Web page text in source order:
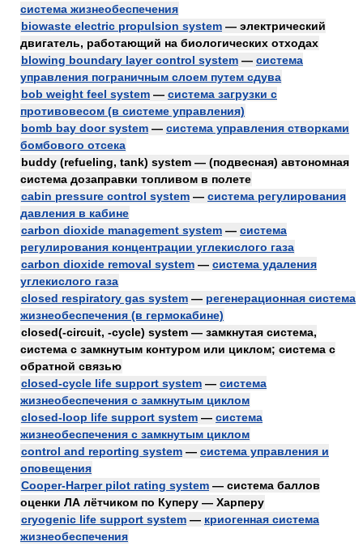
система жизнеобеспечения
biowaste electric propulsion system — электрический
двигатель, работающий на биологических отходах
blowing boundary layer control system — система
управления пограничным слоем путем сдува
bob weight feel system — система загрузки с
противовесом (в системе управления)
bomb bay door system — система управления створками
бомбового отсека
buddy (refueling, tank) system — (подвесная) автономная
система дозаправки топливом в полете
cabin pressure control system — система регулирования
давления в кабине
carbon dioxide management system — система
регулирования концентрации углекислого газа
carbon dioxide removal system — система удаления
углекислого газа
closed respiratory gas system — регенерационная система
жизнеобеспечения (в гермокабине)
closed(-circuit, -cycle) system — замкнутая система,
система с замкнутым контуром или циклом; система с
обратной связью
closed-cycle life support system — система
жизнеобеспечения с замкнутым циклом
closed-loop life support system — система
жизнеобеспечения с замкнутым циклом
control and reporting system — система управления и
оповещения
Cooper-Harper pilot rating system — система баллов
оценки ЛА лётчиком по Куперу — Харперу
cryogenic life support system — криогенная система
жизнеобеспечения